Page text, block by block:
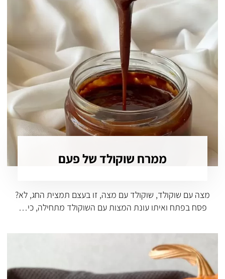
ממרח שוקולד של פעם
מצה עם שוקולד, שוקולד עם מצה, זו בעצם תמצית החג, לא?
פסח בפתח ואיתו עונת המצות עם השוקולד מתחילה, כי…